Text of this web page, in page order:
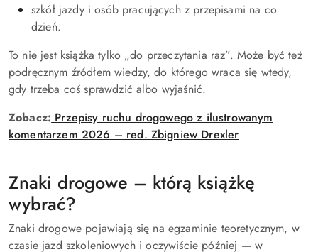
szkół jazdy i osób pracujących z przepisami na co
dzień.
To nie jest książka tylko „do przeczytania raz”. Może być też
podręcznym źródłem wiedzy, do którego wraca się wtedy,
gdy trzeba coś sprawdzić albo wyjaśnić.
Zobacz: Przepisy ruchu drogowego z ilustrowanym
komentarzem 2026 – red. Zbigniew Drexler
Znaki drogowe – którą książkę
wybrać?
Znaki drogowe pojawiają się na egzaminie teoretycznym, w
czasie jazd szkoleniowych i oczywiście później — w